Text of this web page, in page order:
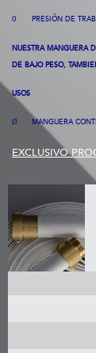
O PRESIÓN DE
NUESTRA MANGUERA
DE BAJO PESO,
USOS
Ø MANGUERA
EXCLUSIVO